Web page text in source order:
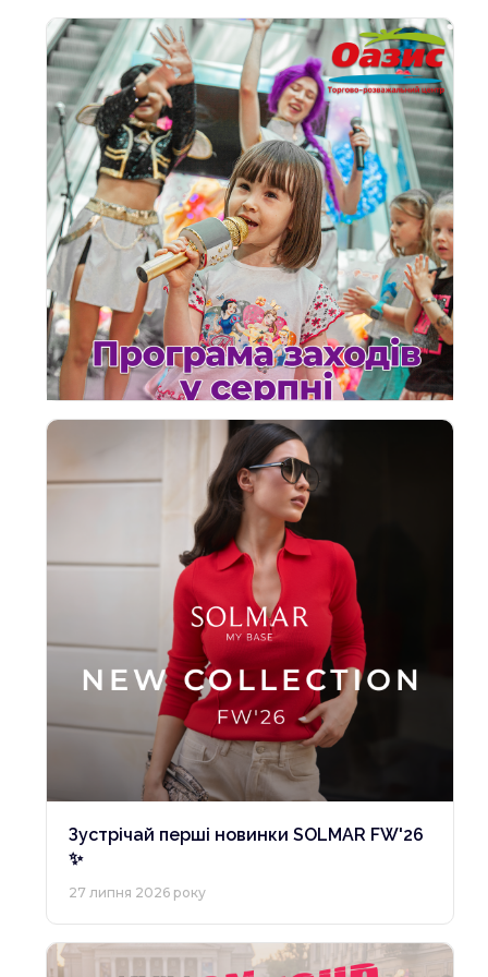
Зустрічай перші новинки SOLMAR FW'26
✨
27 липня 2026 року